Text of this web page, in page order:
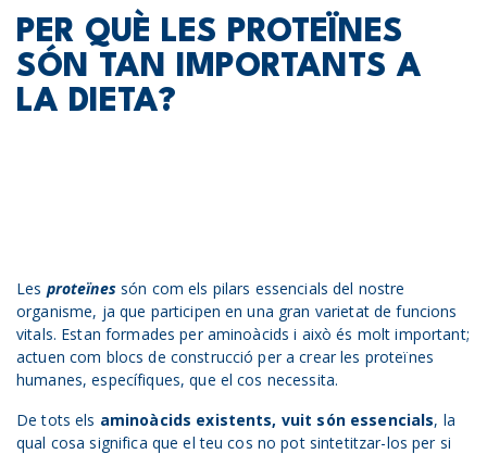
PER QUÈ LES PROTEÏNES
SÓN TAN IMPORTANTS A
LA DIETA?
Les proteïnessón com els pilars essencials del nostre
organisme, ja que participen en una gran varietat de funcions
vitals. Estan formades per aminoàcids i això és molt important;
actuen com blocs de construcció per a crear les proteïnes
humanes, específiques, que el cos necessita.
De tots els aminoàcids existents, vuit són essencials, la
qual cosa significa que el teu cos no pot sintetitzar-los per si